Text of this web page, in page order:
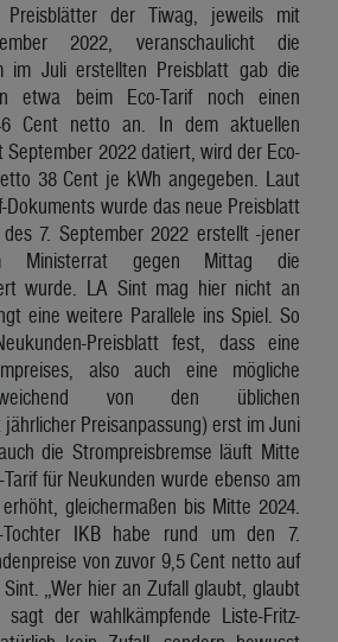
Preisblätter der Tiwag, jeweils mit
2022, veranschaulicht die
im Juli erstellten Preisblatt gab die
etwa beim Eco-Tarif noch einen
Cent netto an. In dem aktuellen
September 2022 datiert, wird der Eco-
38 Cent je kWh angegeben. Laut
wurde das neue Preisblatt
7. September 2022 erstellt -jener
gegen Mittag die
wurde. LA Sint mag hier nicht an
eine weitere Parallele ins Spiel. So
Preisblatt fest, dass eine
also auch eine mögliche
von den üblichen
Preisanpassung) erst im Juni
die Strompreisbremse läuft Mitte
für Neukunden wurde ebenso am
gleichermaßen bis Mitte 2024.
IKB habe rund um den 7.
von zuvor 9,5 Cent netto auf
„Wer hier an Zufall glaubt, glaubt
der wahlkämpfende Liste-Fritz-